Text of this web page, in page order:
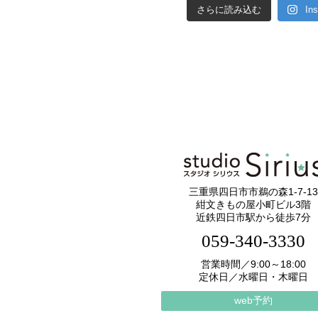
さらに読み込む
三重県四日市市鵜の森1-7-13
紺文きもの屋小町ビル3階
近鉄四日市駅から徒歩7分
059-340-3330
営業時間／9:00～18:00
定休日／水曜日・木曜日
web予約